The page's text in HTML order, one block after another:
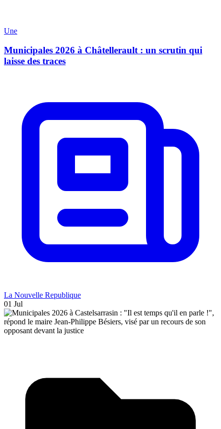
Une
Municipales 2026 à Châtellerault : un scrutin qui
laisse des traces
La Nouvelle Republique
01 Jul